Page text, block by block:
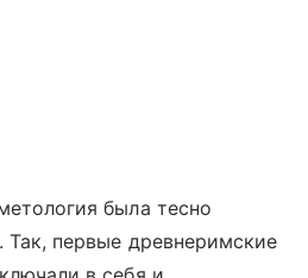
была тесно
Так, первые древнеримские